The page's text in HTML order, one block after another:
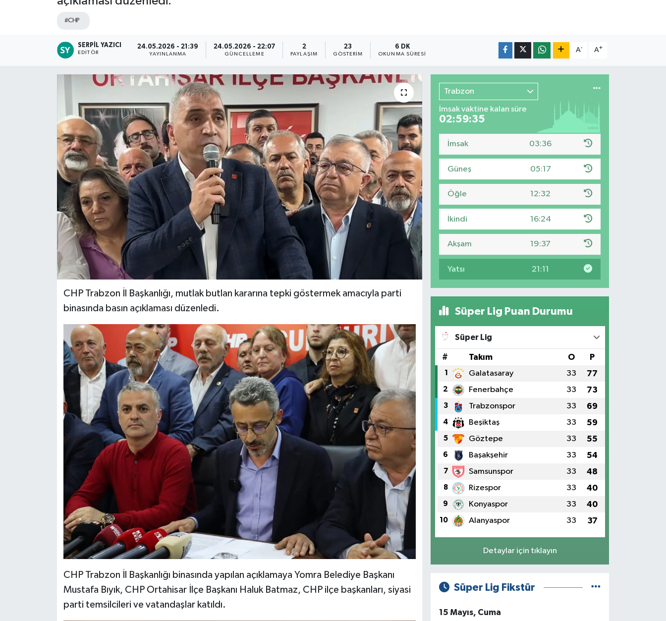
#CHP
SERPIL YAZICI
EDITÖR
24.05.2026 - 21:39
YAYINLANMA
24.05.2026 - 22:07
GÜNCELLEME
2
PAYLAŞIM
23
GÖSTERIM
6 DK
OKUNMA SÜRESI
A- A+
CHP Trabzon İl Başkanlığı, mutlak butlan kararına tepki göstermek amacıyla parti
binasında basın açıklaması düzenledi.
CHP Trabzon İl Başkanlığı binasında yapılan açıklamaya Yomra Belediye Başkanı
Mustafa Bıyık, CHP Ortahisar İlçe Başkanı Haluk Batmaz, CHP ilçe başkanları, siyasi
parti temsilcileri ve vatandaşlar katıldı.
Trabzon
İmsak vaktine kalan süre
02:59:33
İmsak 03:36
Güneş 05:17
Öğle 12:32
İkindi 16:24
Akşam 19:37
Yatsı 21:11
Süper Lig Puan Durumu
Süper Lig
# Takım O P
1 Galatasaray 33 77
2 Fenerbahçe 33 73
3 Trabzonspor 33 69
4 Beşiktaş 33 59
5 Göztepe 33 55
6 Başakşehir 33 54
7 Samsunspor 33 48
8 Rizespor 33 40
9 Konyaspor 33 40
10 Alanyaspor 33 37
Detaylar için tıklayın
Süper Lig Fikstür
15 Mayıs, Cuma